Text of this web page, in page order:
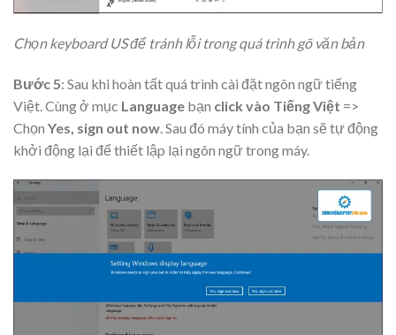
Chọn keyboard US để tránh lỗi trong quá trình gõ văn bản
Bước 5: Sau khi hoàn tất quá trình cài đặt ngôn ngữ tiếng
Việt. Cùng ở mục Language bạn click vào Tiếng Việt =>
Chọn Yes, sign out now. Sau đó máy tính của bạn sẽ tự động
khởi động lại để thiết lập lại ngôn ngữ trong máy.